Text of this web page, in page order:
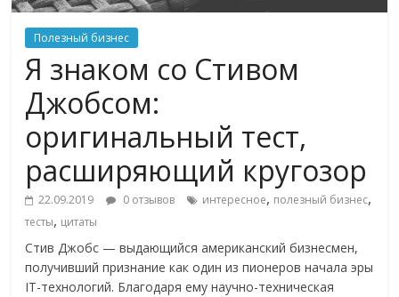
Полезный бизнес
Я знаком со Стивом
Джобсом:
оригинальный тест,
расширяющий кругозор
22.09.2019 0 отзывов интересное, полезный бизнес,
тесты, цитаты
Стив Джобс — выдающийся американский бизнесмен,
получивший признание как один из пионеров начала эры
IT-технологий. Благодаря ему научно-техническая